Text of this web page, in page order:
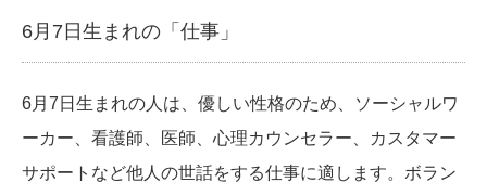
6月7日生まれの「仕事」
6月7日生まれの人は、優しい性格のため、ソーシャルワ
ーカー、看護師、医師、心理カウンセラー、カスタマー
サポートなど他人の世話をする仕事に適します。ボラン